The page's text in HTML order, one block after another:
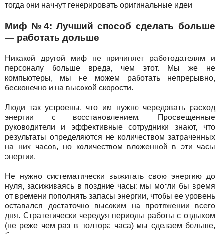
тогда они начнут генерировать оригинальные идеи.
Миф №4: Лучший способ сделать больше
— работать дольше
Никакой другой миф не причиняет работодателям и
персоналу больше вреда, чем этот. Мы же не
компьютеры, мы не можем работать непрерывно,
бесконечно и на высокой скорости.
Люди так устроены, что им нужно чередовать расход
энергии с восстановлением. Просвещенные
руководители и эффективные сотрудники знают, что
результаты определяются не количеством затраченных
на них часов, но количеством вложенной в эти часы
энергии.
Не нужно систематически выжигать свою энергию до
нуля, засиживаясь в поздние часы: мы могли бы время
от времени пополнять запасы энергии, чтобы ее уровень
оставался достаточно высоким на протяжении всего
дня. Стратегически чередуя периоды работы с отдыхом
(не реже чем раз в полтора часа) мы сделаем больше,